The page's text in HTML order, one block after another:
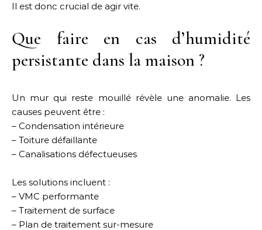
Il est donc crucial de agir vite.
Que faire en cas d’humidité
persistante dans la maison ?
Un mur qui reste mouillé révèle une anomalie. Les
causes peuvent être :
– Condensation intérieure
– Toiture défaillante
– Canalisations défectueuses
Les solutions incluent :
– VMC performante
– Traitement de surface
– Plan de traitement sur-mesure